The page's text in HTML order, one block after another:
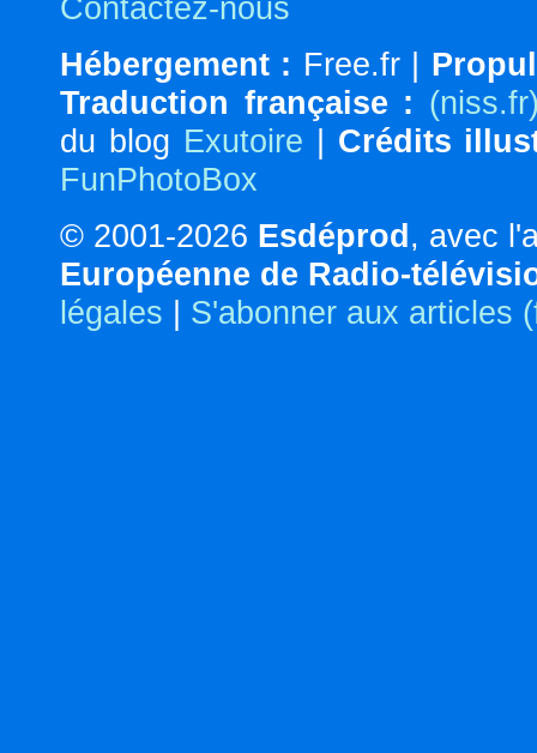
Contactez-nous
Hébergement : Free.fr |
Traduction française :
du blog Exutoire | Crédits
FunPhotoBox
© 2001-2026 Esdéprod, avec
Européenne de Radio-
légales | S'abonner aux articles